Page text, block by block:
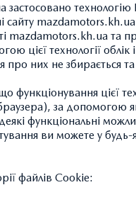
15
сайту
mazdamotors.kh.ua та
цієї технології
про них не збирається
цієї
за допомогою
функціональні
ви можете у будь-
файлів Cookie: